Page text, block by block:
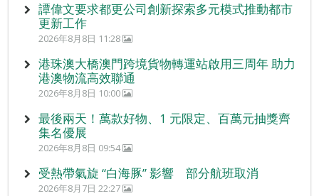
譚偉文要求都更公司創新探索多元模式推動都市
更新工作
2026年8月8日 11:28
港珠澳大橋澳門跨境貨物轉運站啟用三周年 助力
港澳物流高效聯通
2026年8月8日 10:00
最後兩天！萬款好物、1 元限定、百萬元抽獎齊
集名優展
2026年8月8日 09:54
受熱帶氣旋 “白海豚” 影響 部分航班取消
2026年8月7日 22:27